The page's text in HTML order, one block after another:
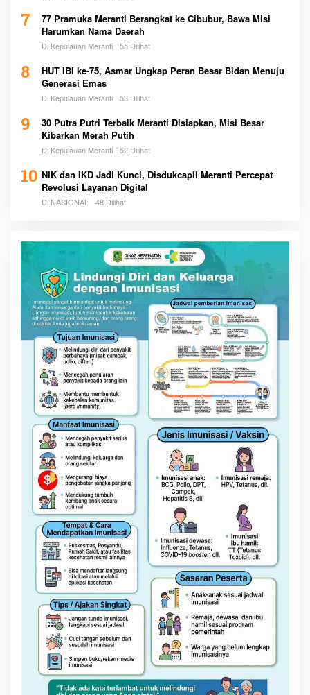
7
77 Pramuka Meranti Berangkat ke Cibubur, Bawa Misi
Harumkan Nama Daerah
Di Kepulauan Meranti 55 Dilihat
8
HUT IBI ke-75, Asmar Ungkap Peran Besar Bidan Menuju
Generasi Emas
Di Kepulauan Meranti 53 Dilihat
9
30 Putra Putri Terbaik Meranti Disiapkan, Misi Besar
Kibarkan Merah Putih
Di Kepulauan Meranti 52 Dilihat
10 NIK dan IKD Jadi Kunci, Disdukcapil Meranti Percepat
Revolusi Layanan Digital
Di NASIONAL 48 Dilihat